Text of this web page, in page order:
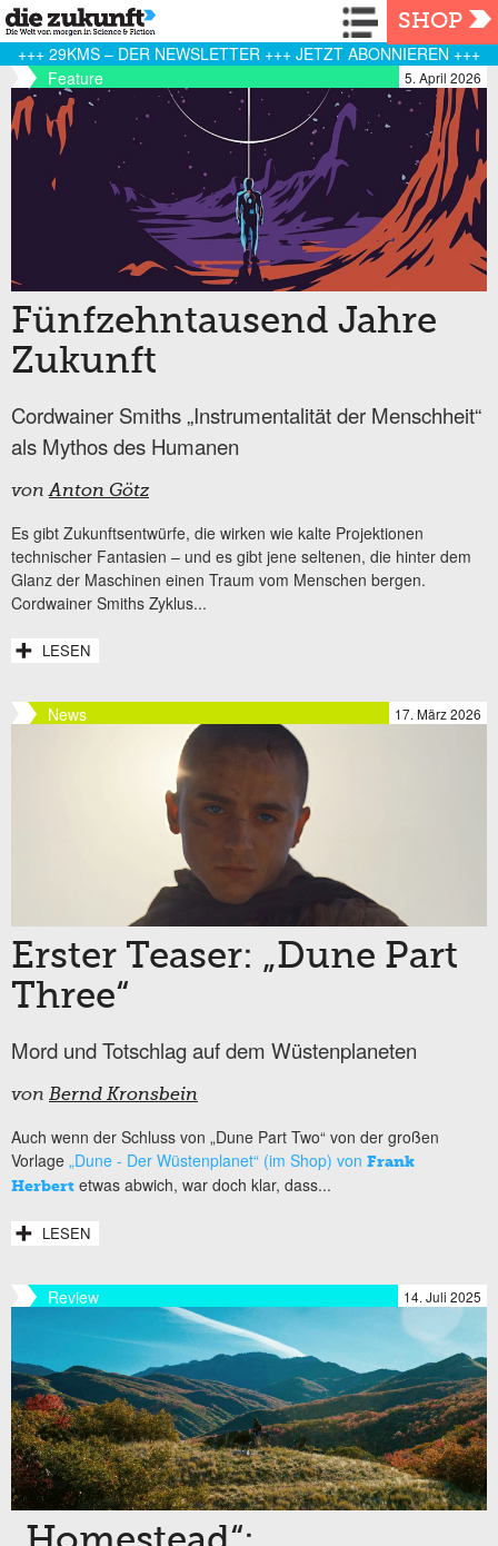
Navigation
SHOP
+++ 29KMS – DER NEWSLETTER +++ JETZT ABONNIEREN +++
Feature
5. April 2026
Fünfzehntausend Jahre
Zukunft
Cordwainer Smiths „Instrumentalität der Menschheit“
als Mythos des Humanen
vonAnton Götz
Es gibt Zukunftsentwürfe, die wirken wie kalte Projektionen
technischer Fantasien – und es gibt jene seltenen, die hinter dem
Glanz der Maschinen einen Traum vom Menschen bergen.
Cordwainer Smiths Zyklus...
LESEN
News 17. März 2026
Erster Teaser: „Dune Part
Three“
Mord und Totschlag auf dem Wüstenplaneten
von Bernd Kronsbein
Auch wenn der Schluss von „Dune Part Two“ von der großen
Vorlage „Dune - Der Wüstenplanet“ (im Shop) von Frank
Herbert etwas abwich, war doch klar, dass...
LESEN
Review 14. Juli 2025